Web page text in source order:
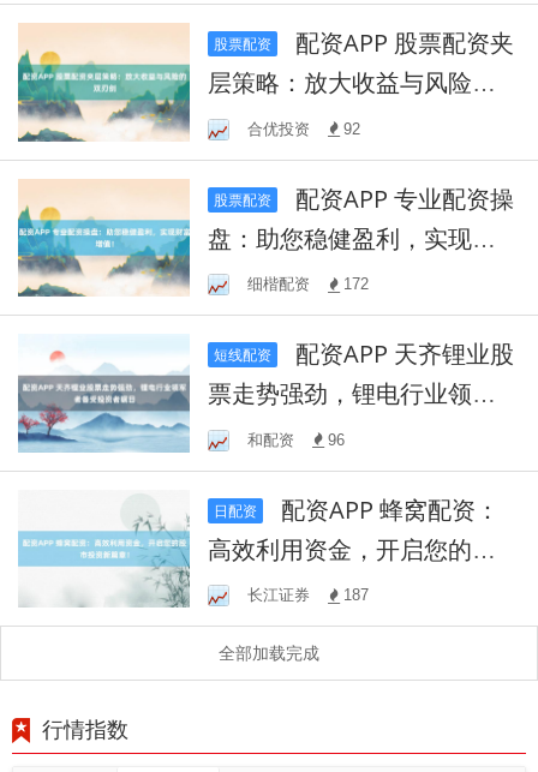
股票配资
层策略：放大收益与风险的
双刃剑合优投资 92
股票配资
盘：助您稳健盈利，实现财
富增值！
细楷配资 172
短线配资
票走势强劲，锂电行业领军
者备受投资者瞩目
和配资 96
日配资
高效利用资金，开启您的股
市投资新篇章！
长江证券 187
全部加载完成
行情指数